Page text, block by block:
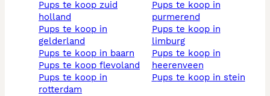
pups te koop zuid
holland
pups te koop in
gelderland
pups te koop in baarn
pups te koop flevoland
pups te koop in
rotterdam
pups te koop in
purmerend
pups te koop in
limburg
pups te koop in
heerenveen
pups te koop in stein